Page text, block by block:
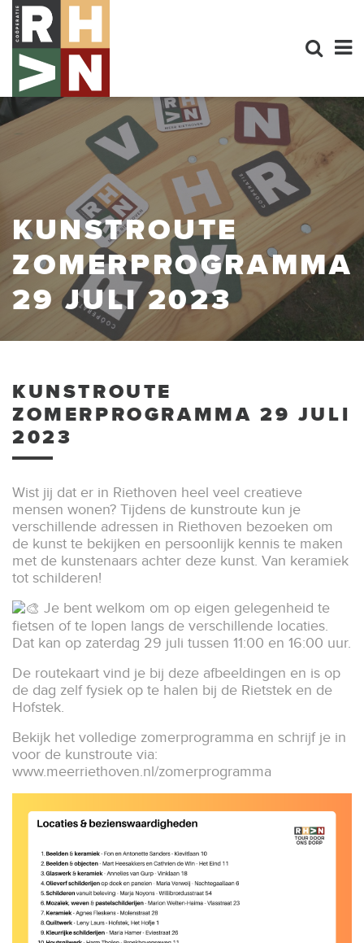
KUNSTROUTE
ZOMERPROGRAMMA
29 JULI 2023
KUNSTROUTE
ZOMERPROGRAMMA 29 JULI
2023
Wist jij dat er in Riethoven heel veel creatieve
mensen wonen? Tijdens de kunstroute kun je
verschillende adressen in Riethoven bezoeken om
de kunst te bekijken en persoonlijk kennis te maken
met de kunstenaars achter deze kunst. Van keramiek
tot schilderen!
Je bent welkom om op eigen gelegenheid te
fietsen of te lopen langs de verschillende locaties.
Dat kan op zaterdag 29 juli tussen 11:00 en 16:00 uur.
De routekaart vind je bij deze afbeeldingen en is op
de dag zelf fysiek op te halen bij de Rietstek en de
Hofstek.
Bekijk het volledige zomerprogramma en schrijf je in
voor de kunstroute via:
www.meerriethoven.nl/zomerprogramma